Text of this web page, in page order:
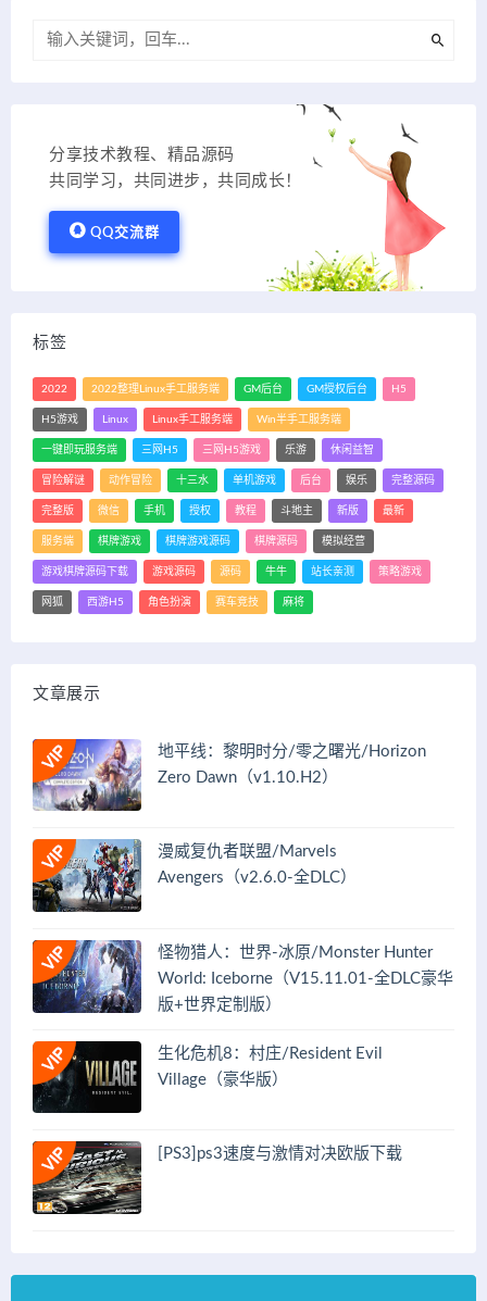
分享技术教程、精品源码
共同学习，共同进步，共同成长！
QQ交流群
标签
2022 2022整理Linux手工服务端 GM后台 GM授权后台 H5
H5游戏 Linux Linux手工服务端 Win半手工服务端
一键即玩服务端 三网H5 三网H5游戏 乐游 休闲益智
冒险解谜 动作冒险 十三水 单机游戏 后台 娱乐 完整源码
完整版 微信 手机 授权 教程 斗地主 新版 最新
服务端 棋牌游戏 棋牌游戏源码 棋牌源码 模拟经营
游戏棋牌源码下载 游戏源码 源码 牛牛 站长亲测 策略游戏
网狐 西游H5 角色扮演 赛车竞技 麻将
文章展示
地平线：黎明时分/零之曙光/Horizon
Zero Dawn（v1.10.H2）
漫威复仇者联盟/Marvels
Avengers（v2.6.0-全DLC）
怪物猎人：世界-冰原/Monster Hunter
World: Iceborne（V15.11.01-全DLC豪华
版+世界定制版）
生化危机8：村庄/Resident Evil
Village（豪华版）
[PS3]ps3速度与激情对决欧版下载